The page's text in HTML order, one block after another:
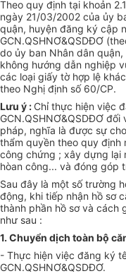
Theo quy định tại khoản
ngày 21/03/2002 của ủy
quận, huyện đăng ký cập
GCN.QSHNƠ&QSDĐƠ
do ủy ban Nhân dân
không hướng dẫn nghiệp
các loại giấy tờ hợp lệ
theo Nghị định số 60/CP.
Lưu ý : Chỉ thực hiện việc
GCN.QSHNƠ&QSDĐƠ
pháp, nghĩa là được sự
thẩm quyền theo quy định
công chứng ; xây dựng lại
hòan công... và đóng góp
Sau đây là một số trường
động, khi tiếp nhận hồ sơ
thành phần hồ sơ và cách
như sau :
1. Chuyển dịch toàn bộ
- Thực hiện việc đăng ký
GCN.QSHNƠ&QSDĐƠ.